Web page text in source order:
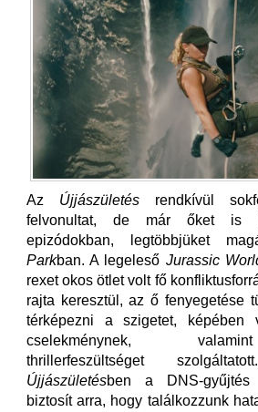
Az Újjászületés rendkívül
felvonultat, de már őket is
epizódokban, legtöbbjüket
Parkban. A legeleső Jurassic
rexet okos ötlet volt fő
rajta keresztül, az ő fenyegetése
térképezni a szigetet, képében
cselekménynek,
thrillerfeszültséget
Újjászületésben a DNS-gyűjtés
biztosít arra, hogy találkozzunk